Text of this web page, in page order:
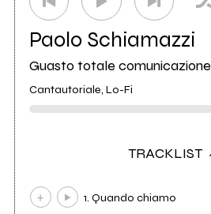
Paolo Schiamazzi
Guasto totale comunicazione
Cantautoriale, Lo-Fi
TRACKLIST
1. Quando chiamo